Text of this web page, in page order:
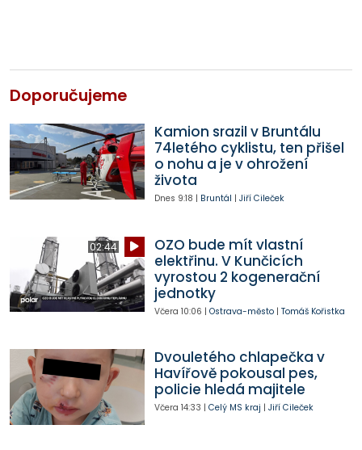
Doporučujeme
Kamion srazil v Bruntálu
74letého cyklistu, ten přišel
o nohu a je v ohrožení
života
Dnes 9:18 | Bruntál | Jiří Cileček
02:44
OZO bude mít vlastní
elektřinu. V Kunčicích
vyrostou 2 kogenerační
jednotky
Včera 10:06 | Ostrava-město| Tomáš Kořistka
Dvouletého chlapečka v
Havířově pokousal pes,
policie hledá majitele
Včera 14:33 | Celý MS kraj | Jiří Cileček